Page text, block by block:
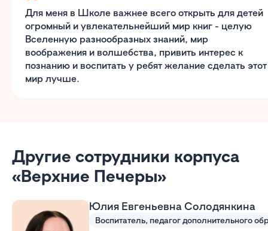
Для меня в Школе важнее всего открыть для детей
огромный и увлекательнейший мир книг - целую
Вселенную разнообразных знаний, мир
воображения и волшебства, привить интерес к
познанию и воспитать у ребят желание сделать этот
мир лучше.
Другие сотрудники корпуса
«Верхние Печеры»
Юлия Евгеньевна Солодянкина